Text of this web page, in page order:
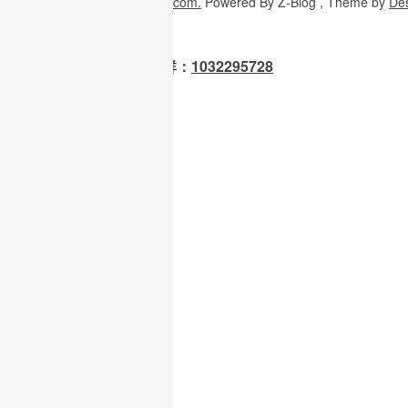
OpenClaw 龙虾交流群： 1032295728